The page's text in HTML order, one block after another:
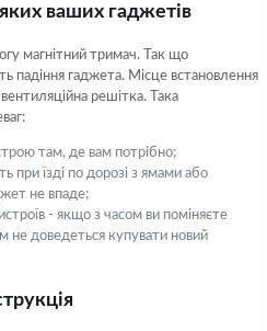
ваших гаджетів
магнітний тримач. Так що
падіння гаджета. Місце встановлення
решітка. Така
там, де вам потрібно;
при їзді по дорозі з ямами або
не впаде;
- якщо з часом ви поміняєте
не доведеться купувати новий